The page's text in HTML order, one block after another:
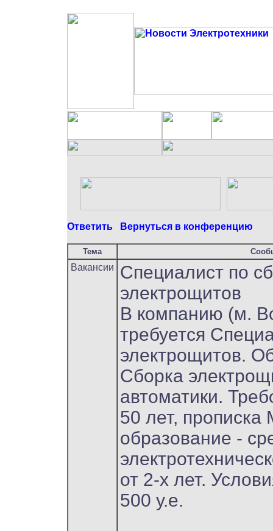
Ответить Вернуться в конференцию
Тема
Вакансии
Специалист по
электрощитов
В компанию (м.
требуется
электрощитов.
Сборка
автоматики.
50 лет,
образование -
от 2-х лет.
500 у.е.